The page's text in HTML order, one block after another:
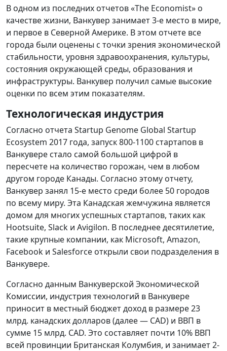
В одном из последних отчетов «The Economist» о
качестве жизни, Ванкувер занимает 3-е место в мире,
и первое в Северной Америке. В этом отчете все
города были оценены с точки зрения экономической
стабильности, уровня здравоохранения, культуры,
состояния окружающей среды, образования и
инфраструктуры. Ванкувер получил самые высокие
оценки по всем этим показателям.
Технологическая индустрия
Согласно отчета Startup Genome Global Startup
Ecosystem 2017 года, запуск 800-1100 стартапов в
Ванкувере стало самой большой цифрой в
пересчете на количество горожан, чем в любом
другом городе Канады. Согласно этому отчету,
Ванкувер занял 15-е место среди более 50 городов
по всему миру. Эта Канадская жемчужина является
домом для многих успешных стартапов, таких как
Hootsuite, Slack и Avigilon. В последнее десятилетие,
такие крупные компании, как Microsoft, Amazon,
Facebook и Salesforce открыли свои подразделения в
Ванкувере.
Согласно данным Ванкуверской Экономической
Комиссии, индустрия технологий в Ванкувере
приносит в местный бюджет доход в размере 23
млрд. канадских долларов (далее — CAD) и ВВП в
сумме 15 млрд. CAD. Это составляет почти 10% ВВП
всей провинции Британская Колумбия, и занимает 2-